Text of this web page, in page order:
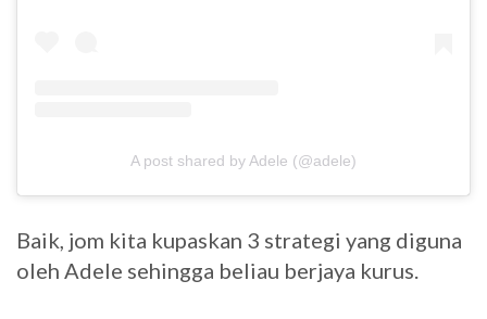
A post shared by Adele (@adele)
Baik, jom kita kupaskan 3 strategi yang diguna
oleh Adele sehingga beliau berjaya kurus.